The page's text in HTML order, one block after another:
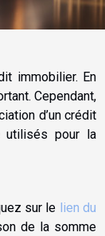
immobilier. En
Cependant,
d’un crédit
utilisés pour la
sur le lien du
de la somme